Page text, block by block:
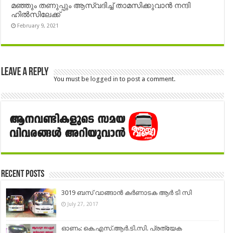
മഞ്ഞും തണുപ്പും ആസ്വദിച്ച് താമസിക്കുവാൻ നന്ദി
ഹിൽസിലേക്ക്
February 9, 2021
Leave a Reply
You must belogged in to post a comment.
Recent Posts
3019 ബസ് വാങ്ങാൻ കർണാടക ആർ ടി സി
July 27, 2017
ഓണം: കെ.എസ്.ആര്‍.ടി.സി. പ്രത്യേക